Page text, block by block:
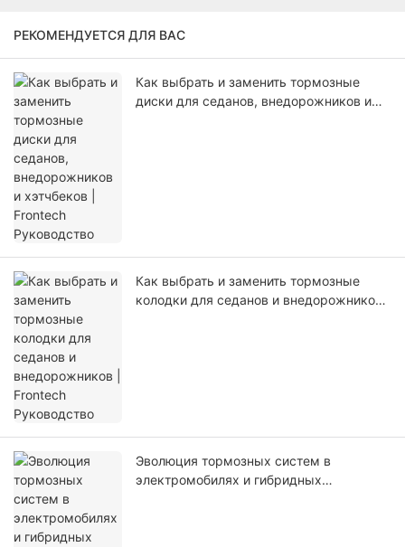
РЕКОМЕНДУЕТСЯ ДЛЯ ВАС
Как выбрать и заменить тормозные
диски для седанов, внедорожников и
Как выбрать и заменить тормозные
колодки для седанов и внедорожников |
Эволюция тормозных систем в
электромобилях и гибридных